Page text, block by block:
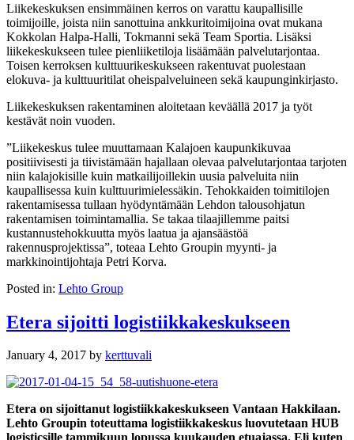
Liikekeskuksen ensimmäinen kerros on varattu kaupallisille
toimijoille, joista niin sanottuina ankkuritoimijoina ovat mukana
Kokkolan Halpa-Halli, Tokmanni sekä Team Sportia. Lisäksi
liikekeskukseen tulee pienliiketiloja lisäämään palvelutarjontaa.
Toisen kerroksen kulttuurikeskukseen rakentuvat puolestaan
elokuva- ja kulttuuritilat oheispalveluineen sekä kaupunginkirjasto.
Liikekeskuksen rakentaminen aloitetaan keväällä 2017 ja työt
kestävät noin vuoden.
”Liikekeskus tulee muuttamaan Kalajoen kaupunkikuvaa
positiivisesti ja tiivistämään hajallaan olevaa palvelutarjontaa tarjoten
niin kalajokisille kuin matkailijoillekin uusia palveluita niin
kaupallisessa kuin kulttuurimielessäkin. Tehokkaiden toimitilojen
rakentamisessa tullaan hyödyntämään Lehdon talousohjatun
rakentamisen toimintamallia. Se takaa tilaajillemme paitsi
kustannustehokkuutta myös laatua ja ajansäästöä
rakennusprojektissa”, toteaa Lehto Groupin myynti- ja
markkinointijohtaja Petri Korva.
Posted in: Lehto Group
Etera sijoitti logistiikkakeskukseen
January 4, 2017 by kerttuvali
Etera on sijoittanut logistiikkakeskukseen Vantaan Hakkilaan.
Lehto Groupin toteuttama logistiikkakeskus luovutetaan HUB